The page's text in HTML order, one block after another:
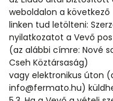
weboldalon a következő
linken tud letölteni:
nyilatkozatot a Vevő
(az alábbi címre: Nové
Cseh Köztársaság)
vagy elektronikus úton
info@fermato.hu)